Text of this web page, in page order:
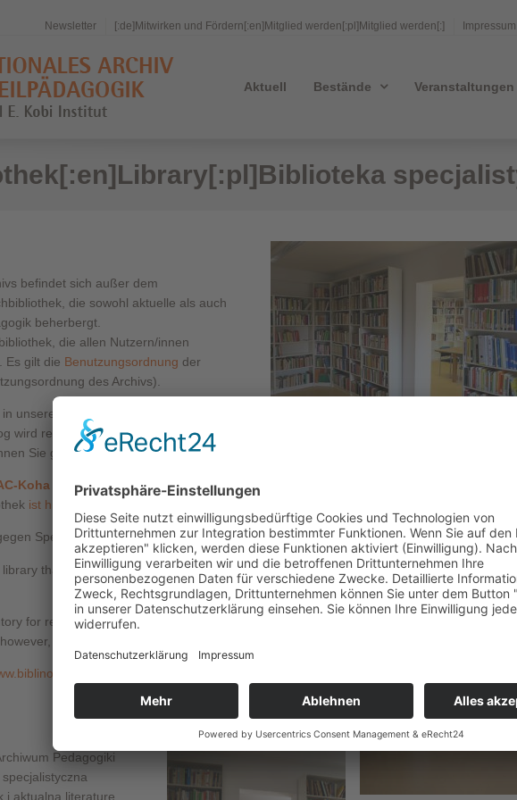
Newsletter [:de]Mitwirken und Fördern[:en]Mitglied werden[:pl]Mitglied werden[:] Impressum
Aktuell Bestände Veranstaltungen
befindet sich außer dem
die sowohl aktuelle als auch
beherbergt.
die allen Nutzern/innen
Es gilt die Benutzungsordnung der
des Archivs).
unseren bereits erfassten Buchbeständen
wird regelmäßig erweitert und aktualisiert.
Sie gerne Kontakt mit uns aufnehmen.
Koha (externer Link).
ist hier abrufbar
Spende erwerbbar.[:en]
that offers old as well as contemporary literature on
for research purposes. Unfortunately, we have not been
our inventory is expanded and updated regularly.
archivheilpaed
Pedagogiki
i aktualną literaturę